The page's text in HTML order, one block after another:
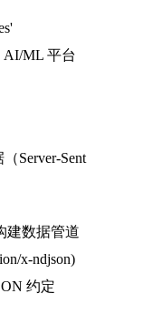
AI/ML 平台
Server-Sent
建数据管道
x-ndjson)
约定